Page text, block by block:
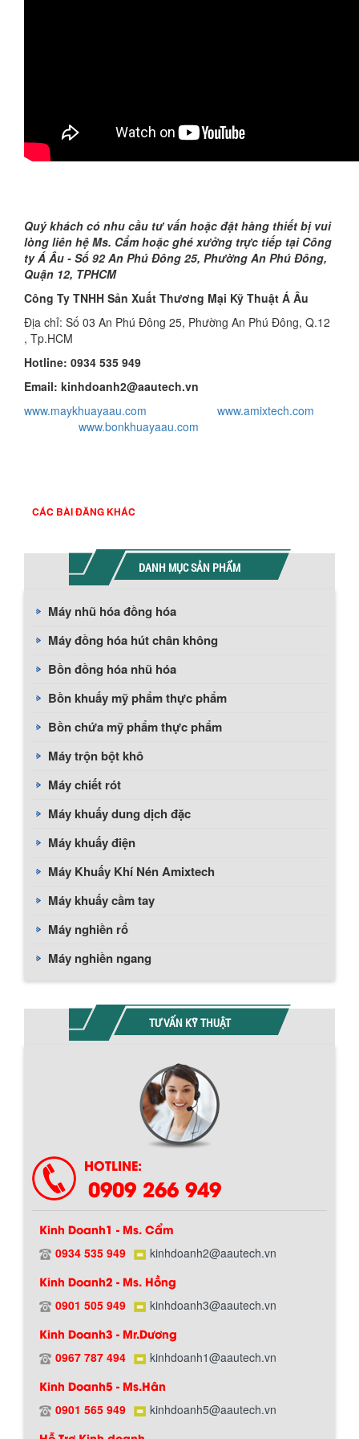
Quý khách có nhu cầu tư vấn hoặc đặt hàng thiết bị vui
lòng liên hệ Ms. Cẩmhoặc ghé xưởng trực tiếp tại Công
ty Á Âu - Số 92 An Phú Đông 25, Phường An Phú Đông,
Quận 12, TPHCM
Công Ty TNHH Sản Xuất Thương Mại Kỹ Thuật Á Âu
Địa chỉ: Số 03 An Phú Đông 25, Phường An Phú Đông, Q.12
, Tp.HCM
Hotline: 0934 535 949
Email: kinhdoanh2@aautech.vn
www.maykhuayaau.com
www.amixtech.com
www.bonkhuayaau.com
CÁC BÀI ĐĂNG KHÁC
DANH MỤC SẢN PHẨM
Máy nhũ hóa đồng hóa
Máy đồng hóa hút chân không
Bồn đồng hóa nhũ hóa
Bồn khuấy mỹ phẩm thực phẩm
Bồn chứa mỹ phẩm thực phẩm
Máy trộn bột khô
Máy chiết rót
Máy khuấy dung dịch đặc
Máy khuấy điện
Máy Khuấy Khí Nén Amixtech
Máy khuấy cầm tay
Máy nghiền rổ
Máy nghiền ngang
TƯ VẤN KỸ THUẬT
HOTLINE:
0909 266 949
Kinh Doanh1 - Ms. Cẩm
0934 535 949 kinhdoanh2@aautech.vn
Kinh Doanh2 - Ms. Hồng
0901 505 949 kinhdoanh3@aautech.vn
Kinh Doanh3 - Mr.Dương
0967 787 494 kinhdoanh1@aautech.vn
Kinh Doanh5 - Ms.Hân
0901 565 949 kinhdoanh5@aautech.vn
Chính sách giao hàng
Hướng dẫn thanh toán mua hàng